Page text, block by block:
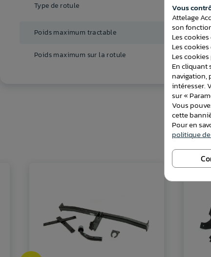
Type de rotule
Poids maximum tractable
Poids maximum sur la rotule 90
Vous
Attelage
son
Les
Les
Les
En cliquant
navigation,
intéresser.
sur «
Vous
cette
Pour en
politique